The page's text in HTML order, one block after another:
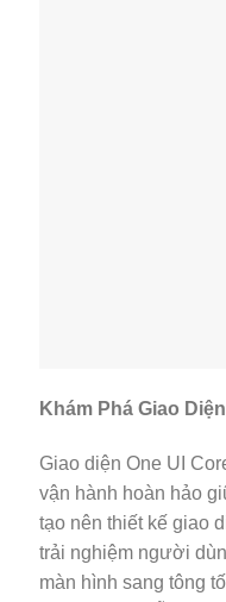
Khám Phá Giao
Giao diện One UI
vận hành hoàn hảo
tạo nên thiết kế giao
trải nghiệm người
màn hình sang tông